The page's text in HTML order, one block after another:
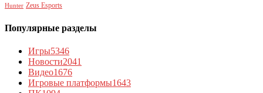
Hunter Zeus Esports
Популярные разделы
Игры5346
Новости2041
Видео1676
Игровые платформы1643